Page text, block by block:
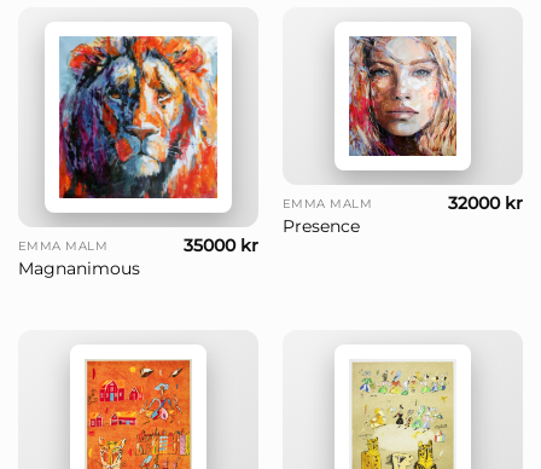
EMMA MALM
Magnanimous
35000 kr
EMMA MALM
Presence
32000 kr